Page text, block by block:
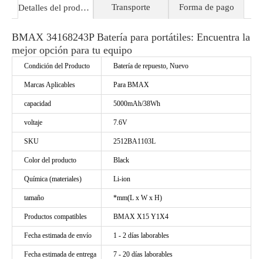
Detalles del producto Transporte Forma de pago
BMAX 34168243P Batería para portátiles: Encuentra la
mejor opción para tu equipo
Condición del Producto Batería de repuesto, Nuevo
Marcas Aplicables Para BMAX
capacidad 5000mAh/38Wh
voltaje 7.6V
SKU 2512BA1103L
Color del producto Black
Química (materiales) Li-ion
tamaño *mm(L x W x H)
Productos compatibles BMAX X15 Y1X4
Fecha estimada de envío 1 - 2 días laborables
Fecha estimada de entrega 7 - 20 días laborables